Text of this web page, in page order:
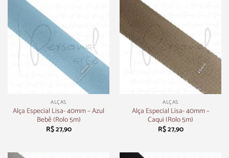
ALÇAS
Alça Especial Lisa- 40mm – Azul
Bebê (Rolo 5m)
R$27,90
ALÇAS
Alça Especial Lisa- 40mm –
Caqui (Rolo 5m)
R$27,90